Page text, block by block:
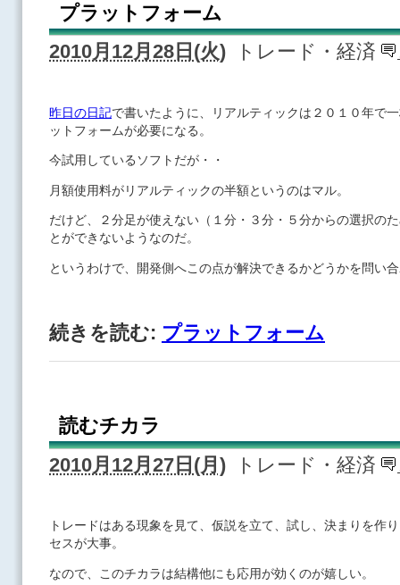
プラットフォーム
2010月12月28日(火)
トレード・経済
昨日の日記で書いたように、リアルティックは２０１０年で
ットフォームが必要になる。
今試用しているソフトだが・・
月額使用料がリアルティックの半額というのはマル。
だけど、２分足が使えない（１分・３分・５分からの選択の
とができないようなのだ。
というわけで、開発側へこの点が解決できるかどうかを問い
続きを読む: プラットフォーム
読むチカラ
2010月12月27日(月)
トレード・経済
トレードはある現象を見て、仮説を立て、試し、決まりを作
セスが大事。
なので、このチカラは結構他にも応用が効くのが嬉しい。